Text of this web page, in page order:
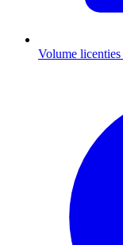
Volume licenties